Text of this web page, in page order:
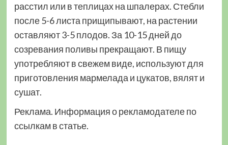
расстил или в теплицах на шпалерах. Стебли
после 5-6 листа прищипывают, на растении
оставляют 3-5 плодов. За 10-15 дней до
созревания поливы прекращают. В пищу
употребляют в свежем виде, используют для
приготовления мармелада и цукатов, вялят и
сушат.
Реклама. Информация о рекламодателе по
ссылкам в статье.